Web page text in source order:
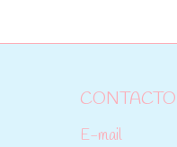
CONTACTO
E-mail